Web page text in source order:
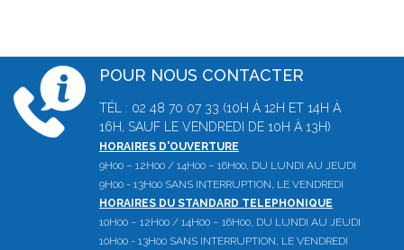
POUR NOUS CONTACTER
TÉL : 02 48 70 07 33 (10H À 12H ET 14H À
16H, SAUF LE VENDREDI DE 10H À 13H)
HORAIRES D'OUVERTURE
9H00 – 12H00 / 14H00 – 16H00, DU LUNDI AU JEUDI
9H00 - 13H00 SANS INTERRUPTION, LE VENDREDI
HORAIRES DU STANDARD TELEPHONIQUE
10H00 – 12H00 / 14H00 – 16H00, DU LUNDI AU JEUDI
10H00 - 13H00 SANS INTERRUPTION, LE VENDREDI